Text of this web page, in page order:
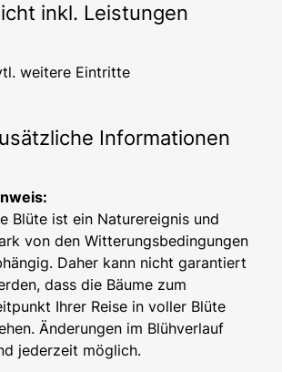
inkl. Leistungen
weitere Eintritte
Informationen
Blüte ist ein Naturereignis und
von den Witterungsbedingungen
Daher kann nicht garantiert
dass die Bäume zum
Ihrer Reise in voller Blüte
Änderungen im Blühverlauf
jederzeit möglich.